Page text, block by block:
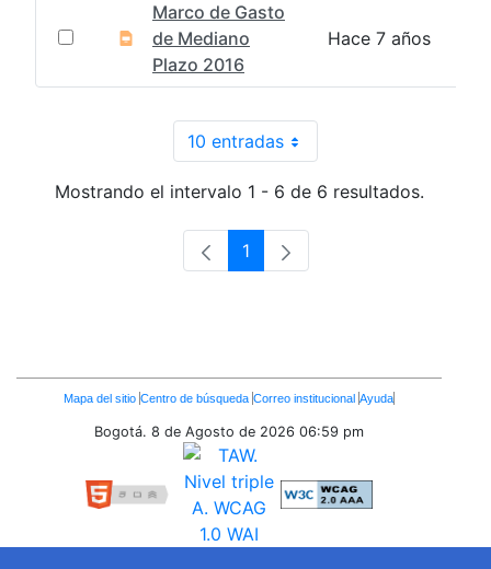
Marco de Gasto
de Mediano
Plazo 2016
Hace 7 años
10 entradasPor página
Mostrando el intervalo 1 - 6 de 6 resultados.
Página
1
Enlaces
Inferiores
Mapa del sitio Centro de búsqueda Correo institucional Ayuda
Bogotá. 8 de Agosto de 2026 06:59 pm